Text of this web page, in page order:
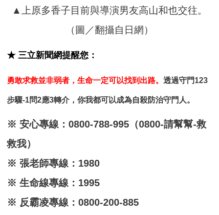
▲上原多香子目前與導演男友高山和也交往。
（圖／翻攝自日網）
★ 三立新聞網提醒您：
勇敢求救並非弱者，生命一定可以找到出路。透過守門123
步驟-1問2應3轉介，你我都可以成為自殺防治守門人。
※ 安心專線：0800-788-995（0800-請幫幫-救
救我）
※ 張老師專線：1980
※ 生命線專線：1995
※ 反霸凌專線：0800-200-885